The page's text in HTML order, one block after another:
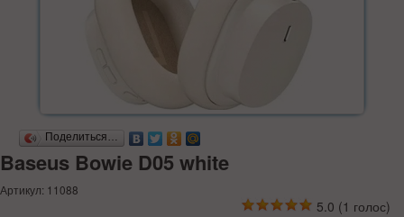
Поделиться…
Baseus Bowie D05 white
Артикул: 11088
5.0 (1 голос)